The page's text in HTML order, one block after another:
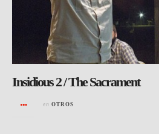
Insidious 2 / The Sacrament
en OTROS